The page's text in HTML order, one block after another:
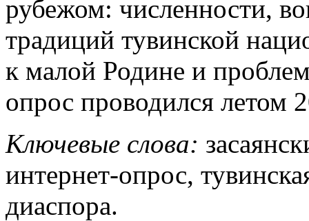
рубежом: численности,
традиций тувинской
к малой Родине и
опрос проводился летом
Ключевые слова:
интернет-опрос,
диаспора.